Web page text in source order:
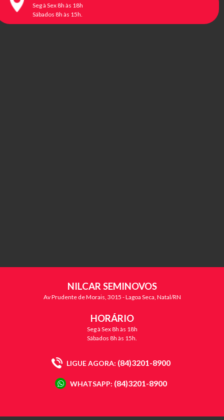
Seg à Sex 8h às 18h
Sábados 8h às 15h.
NILCAR SEMINOVOS
Av Prudente de Morais, 3015 - Lagoa Seca, Natal/RN
HORÁRIO
Seg à Sex 8h às 18h
Sábados 8h às 15h.
LIGUE AGORA: (84)3201-8900
WHATSAPP: (84)3201-8900